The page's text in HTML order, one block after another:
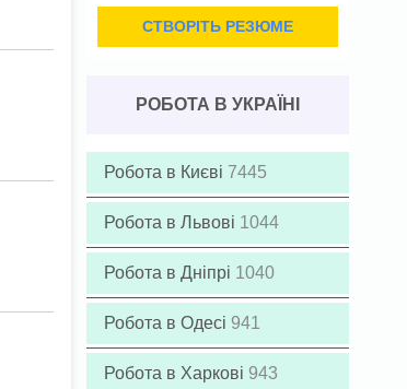
СТВОРІТЬ РЕЗЮМЕ
РОБОТА В УКРАЇНІ
Робота в Києві 7445
Робота в Львові 1044
Робота в Дніпрі 1040
Робота в Одесі 941
Робота в Харкові 943